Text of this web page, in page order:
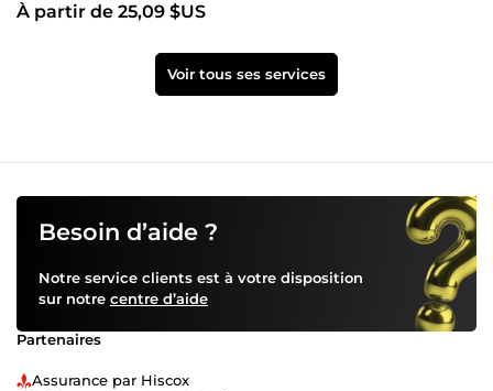
À partir de 25,09 $US
Voir tous ses services
Besoin d’aide ?
Notre service clients est à votre disposition
sur notre centre d’aide
Partenaires
Assurance par Hiscox